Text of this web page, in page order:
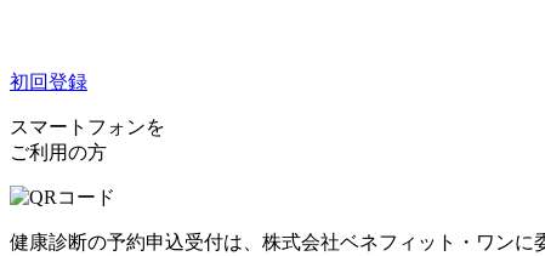
初回登録
スマートフォンを
ご利用の方
健康診断の予約申込受付は、株式会社ベネフィット・ワンに